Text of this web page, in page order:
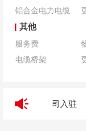
铝合金电力电缆
其他
服务费
电缆桥架
公司入驻 欢